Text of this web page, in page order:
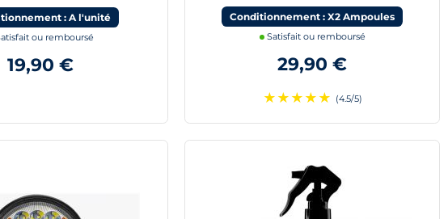
: A l'unité
ou remboursé
19,90 €
Conditionnement : X2 Ampoules
Satisfait ou remboursé
29,90 €
★ ★ ★ ★ ★ (4.5/5)